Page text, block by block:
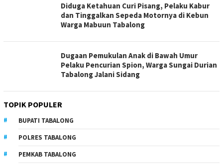
Diduga Ketahuan Curi Pisang, Pelaku Kabur
dan Tinggalkan Sepeda Motornya di Kebun
Warga Mabuun Tabalong
Dugaan Pemukulan Anak di Bawah Umur
Pelaku Pencurian Spion, Warga Sungai Durian
Tabalong Jalani Sidang
TOPIK POPULER
BUPATI TABALONG
POLRES TABALONG
PEMKAB TABALONG